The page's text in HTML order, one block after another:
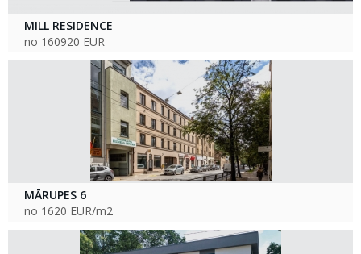
MILL RESIDENCE
no 160920 EUR
MĀRUPES 6
no 1620 EUR/m2